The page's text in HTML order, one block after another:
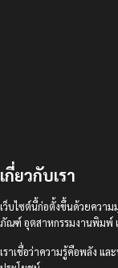
เกี่ยวกับเรา
เว็บไซต์นี้ก่อตั้งขึ้นด้วยควา
ภัณฑ์ อุตสาหกรรมงานพิมพ์
เราเชื่อว่าความรู้คือพลัง แ